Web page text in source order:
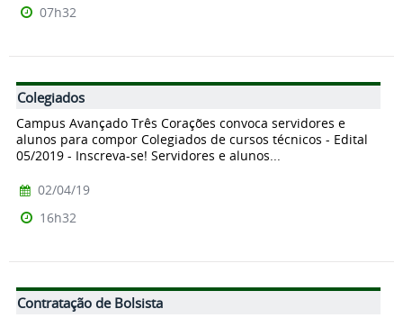
07h32
Colegiados
Campus Avançado Três Corações convoca servidores e
alunos para compor Colegiados de cursos técnicos - Edital
05/2019 - Inscreva-se! Servidores e alunos...
02/04/19
16h32
Contratação de Bolsista